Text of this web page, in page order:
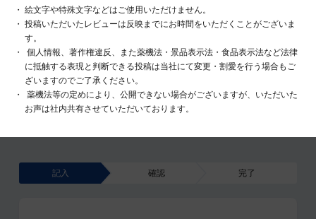
絵文字や特殊文字などはご使用いただけません。
投稿いただいたレビューは反映までにお時間をいただくことがございま
す。
個人情報、著作権違反、また薬機法・景品表示法・食品表示法など法律
に抵触する表現と判断できる投稿は当社にて変更・割愛を行う場合もご
ざいますのでご了承ください。
薬機法等の定めにより、公開できない場合がございますが、いただいた
お声は社内共有させていただいております。
記入 確認 完了